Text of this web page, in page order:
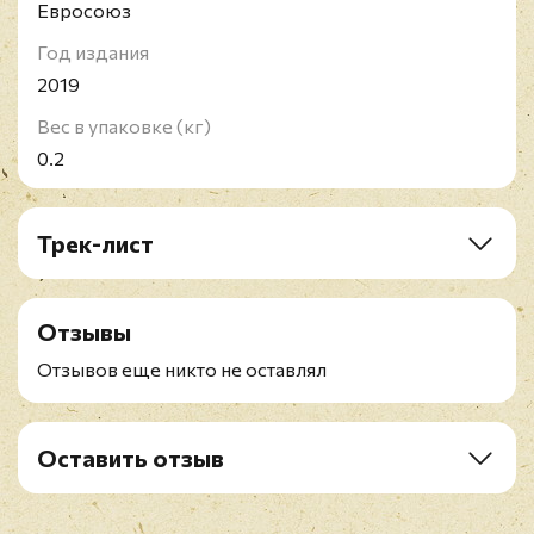
Евросоюз
Год издания
2019
Вес в упаковке (кг)
0.2
Трек-лист
1. Long, Long Way From Home
2. I Need You
3. Woman Oh Woman
4. Hot Blooded
6. Cold As Ice
7. Starrider
8. Double Vision
9. Feels Like The First Time
Отзывы
Отзывов еще никто не оставлял
Оставить отзыв